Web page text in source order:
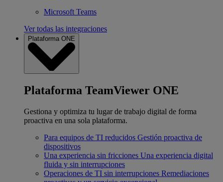
Microsoft Teams
Ver todas las integraciones
Plataforma ONE
Plataforma TeamViewer ONE
Gestiona y optimiza tu lugar de trabajo digital de forma
proactiva en una sola plataforma.
Para equipos de TI reducidos Gestión proactiva de
dispositivos
Una experiencia sin fricciones Una experiencia digital
fluida y sin interrupciones
Operaciones de TI sin interrupciones Remediaciones